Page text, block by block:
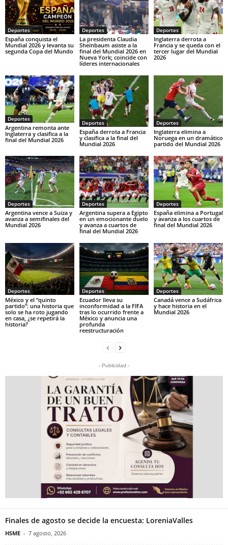
Deportes
España conquista el
Mundial 2026 y levanta su
segunda Copa del Mundo
Deportes
La presidenta Claudia
Sheinbaum asiste a la
final del Mundial 2026 en
Nueva York; coincide con
líderes internacionales
Deportes
Inglaterra derrota a
Francia y se queda con el
tercer lugar del Mundial
2026
Deportes
Argentina remonta ante
Inglaterra y clasifica a la
final del Mundial 2026
Deportes
España derrota a Francia
y clasifica a la final del
Mundial 2026
Deportes
Inglaterra elimina a
Noruega en un dramático
partido del Mundial 2026
Deportes
Argentina vence a Suiza y
avanza a semifinales del
Mundial 2026
Deportes
Argentina supera a Egipto
en un emocionante duelo
y avanza a cuartos de
final del Mundial 2026
Deportes
España elimina a Portugal
y avanza a los cuartos de
final del Mundial 2026
Deportes
México y el “quinto
partido”: una historia que
solo se ha roto jugando
en casa, ¿se repetirá la
historia?
Deportes
Ecuador lleva su
inconformidad a la FIFA
tras lo ocurrido frente a
México y anuncia una
profunda
reestructuración
Deportes
Canadá vence a Sudáfrica
y hace historia en el
Mundial 2026
- Publicidad -
Finales de agosto se decide la encuesta: LoreniaValles
HSME - 7 agosto, 2026